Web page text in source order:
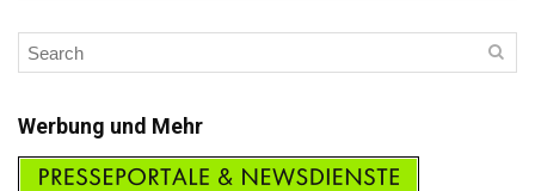
Werbung und Mehr